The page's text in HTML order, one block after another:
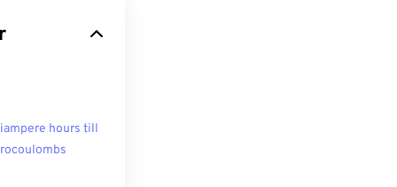
hours till